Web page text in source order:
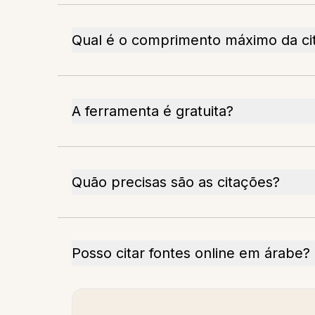
Qual é o comprimento máximo da
A ferramenta é gratuita?
Quão precisas são as citações?
Posso citar fontes online em árabe?